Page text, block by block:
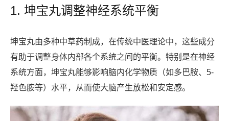
1. 坤宝丸调整神经系统平衡
坤宝丸由多种中草药制成，在传统中医理论中，这些成分
有助于调整身体内部各个系统之间的平衡。特别是在神经
系统方面，坤宝丸能够影响脑内化学物质（如多巴胺、5-
羟色胺等）水平，从而使大脑产生放松和安定感。